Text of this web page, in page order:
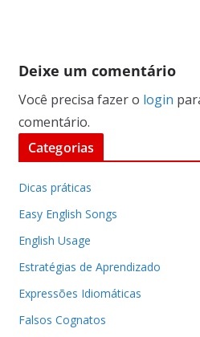
Deixe um comentário
Você precisa fazer o login
comentário.
Categorias
Dicas práticas
Easy English Songs
English Usage
Estratégias de Aprendizado
Expressões Idiomáticas
Falsos Cognatos